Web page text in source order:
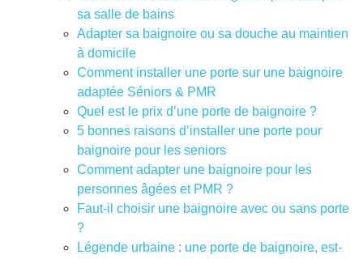
sa salle de bains
Adapter sa baignoire ou sa douche au maintien
à domicile
Comment installer une porte sur une baignoire
adaptée Séniors & PMR
Quel est le prix d’une porte de baignoire ?
5 bonnes raisons d’installer une porte pour
baignoire pour les seniors
Comment adapter une baignoire pour les
personnes âgées et PMR ?
Faut-il choisir une baignoire avec ou sans porte
?
Légende urbaine : une porte de baignoire, est-